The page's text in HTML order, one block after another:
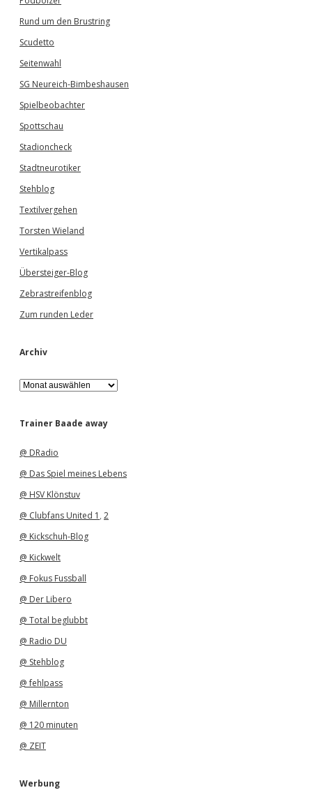
Rund um den Brustring
Scudetto
Seitenwahl
SG Neureich-Bimbeshausen
Spielbeobachter
Spottschau
Stadioncheck
Stadtneurotiker
Stehblog
Textilvergehen
Torsten Wieland
Vertikalpass
Übersteiger-Blog
Zebrastreifenblog
Zum runden Leder
Archiv
A
r
h
Trainer Baade away
@ DRadio
@ Das Spiel meines Lebens
@ HSV Klönstuv
@ Clubfans United 1 , 2
@ Kickschuh-Blog
@ Kickwelt
@ Fokus Fussball
@ Der Libero
@ Total beglubbt
@ Radio DU
@ Stehblog
@ fehlpass
@ Millernton
@ 120 minuten
@ ZEIT
Werbung